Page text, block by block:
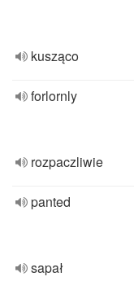
kusząco
forlornly
rozpaczliwie
panted
sapał